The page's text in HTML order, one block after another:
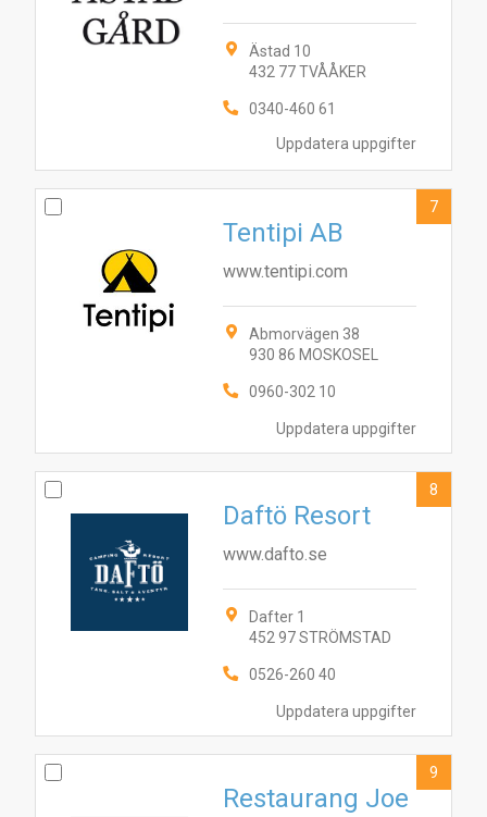
Uppdatera uppgifter
Ästad 10
432 77 TVÅÅKER
0340-460 61
Uppdatera uppgifter
Tentipi AB
www.tentipi.com
Abmorvägen 38
930 86 MOSKOSEL
0960-302 10
7
Uppdatera uppgifter
Daftö Resort
www.dafto.se
Dafter 1
452 97 STRÖMSTAD
0526-260 40
8
Restaurang Joe
9